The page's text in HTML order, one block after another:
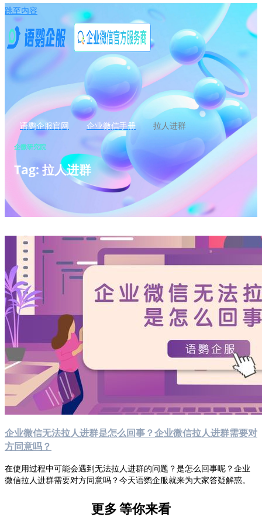
跳至内容
语鹦企服官网 企业微信手册 拉人进群
企微研究院
Tag: 拉人进群
企业微信无法拉人进群是怎么回事？企业微信拉人进群需要对
方同意吗？
在使用过程中可能会遇到无法拉人进群的问题？是怎么回事呢？企业
微信拉人进群需要对方同意吗？今天语鹦企服就来为大家答疑解惑。
更多等你来看